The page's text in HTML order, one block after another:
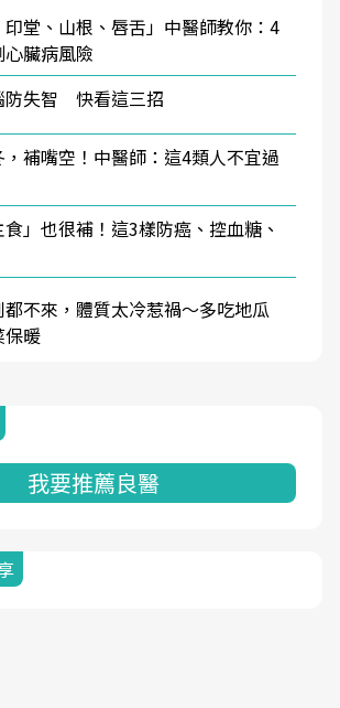
印堂、山根、唇舌」中醫師教你：4
臟病風險
防失智 快看這三招
，補嘴空！中醫師：這4類人不宜過
」也很補！這3樣防癌、控血糖、
都不來，體質太冷惹禍〜多吃地瓜
保暖
我要推薦良醫